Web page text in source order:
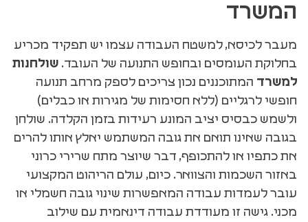
המשרד
מעבר לכיסא, למשטח העבודה עצמו יש תפקיד מכריע
בחלוקת העומסים ובחופש התנועה של העובד. שולחנות
למשרד המתוכננים נכון צריכים לספק מרחב תנועה
חופשי לרגליים (ללא חסימות של מגירות או כבלים)
ולשמש כבסיס יציב המונע רעידות בזמן הקלדה. שולחן
בגובה שאינו תואם את גובה המשתמש יאלץ אותו להרים
את כתפיו או להתכופף, דבר שיוצר מתח שרירי כרוני
באזור השכמות והצוואר. כיום, עולם הריהוט המקצועי
עובר לעמדות עבודה המאפשרות שינוי גובה חשמלי או
מכני. גישה זו מעודדת עבודה דינאמית עם שילוב